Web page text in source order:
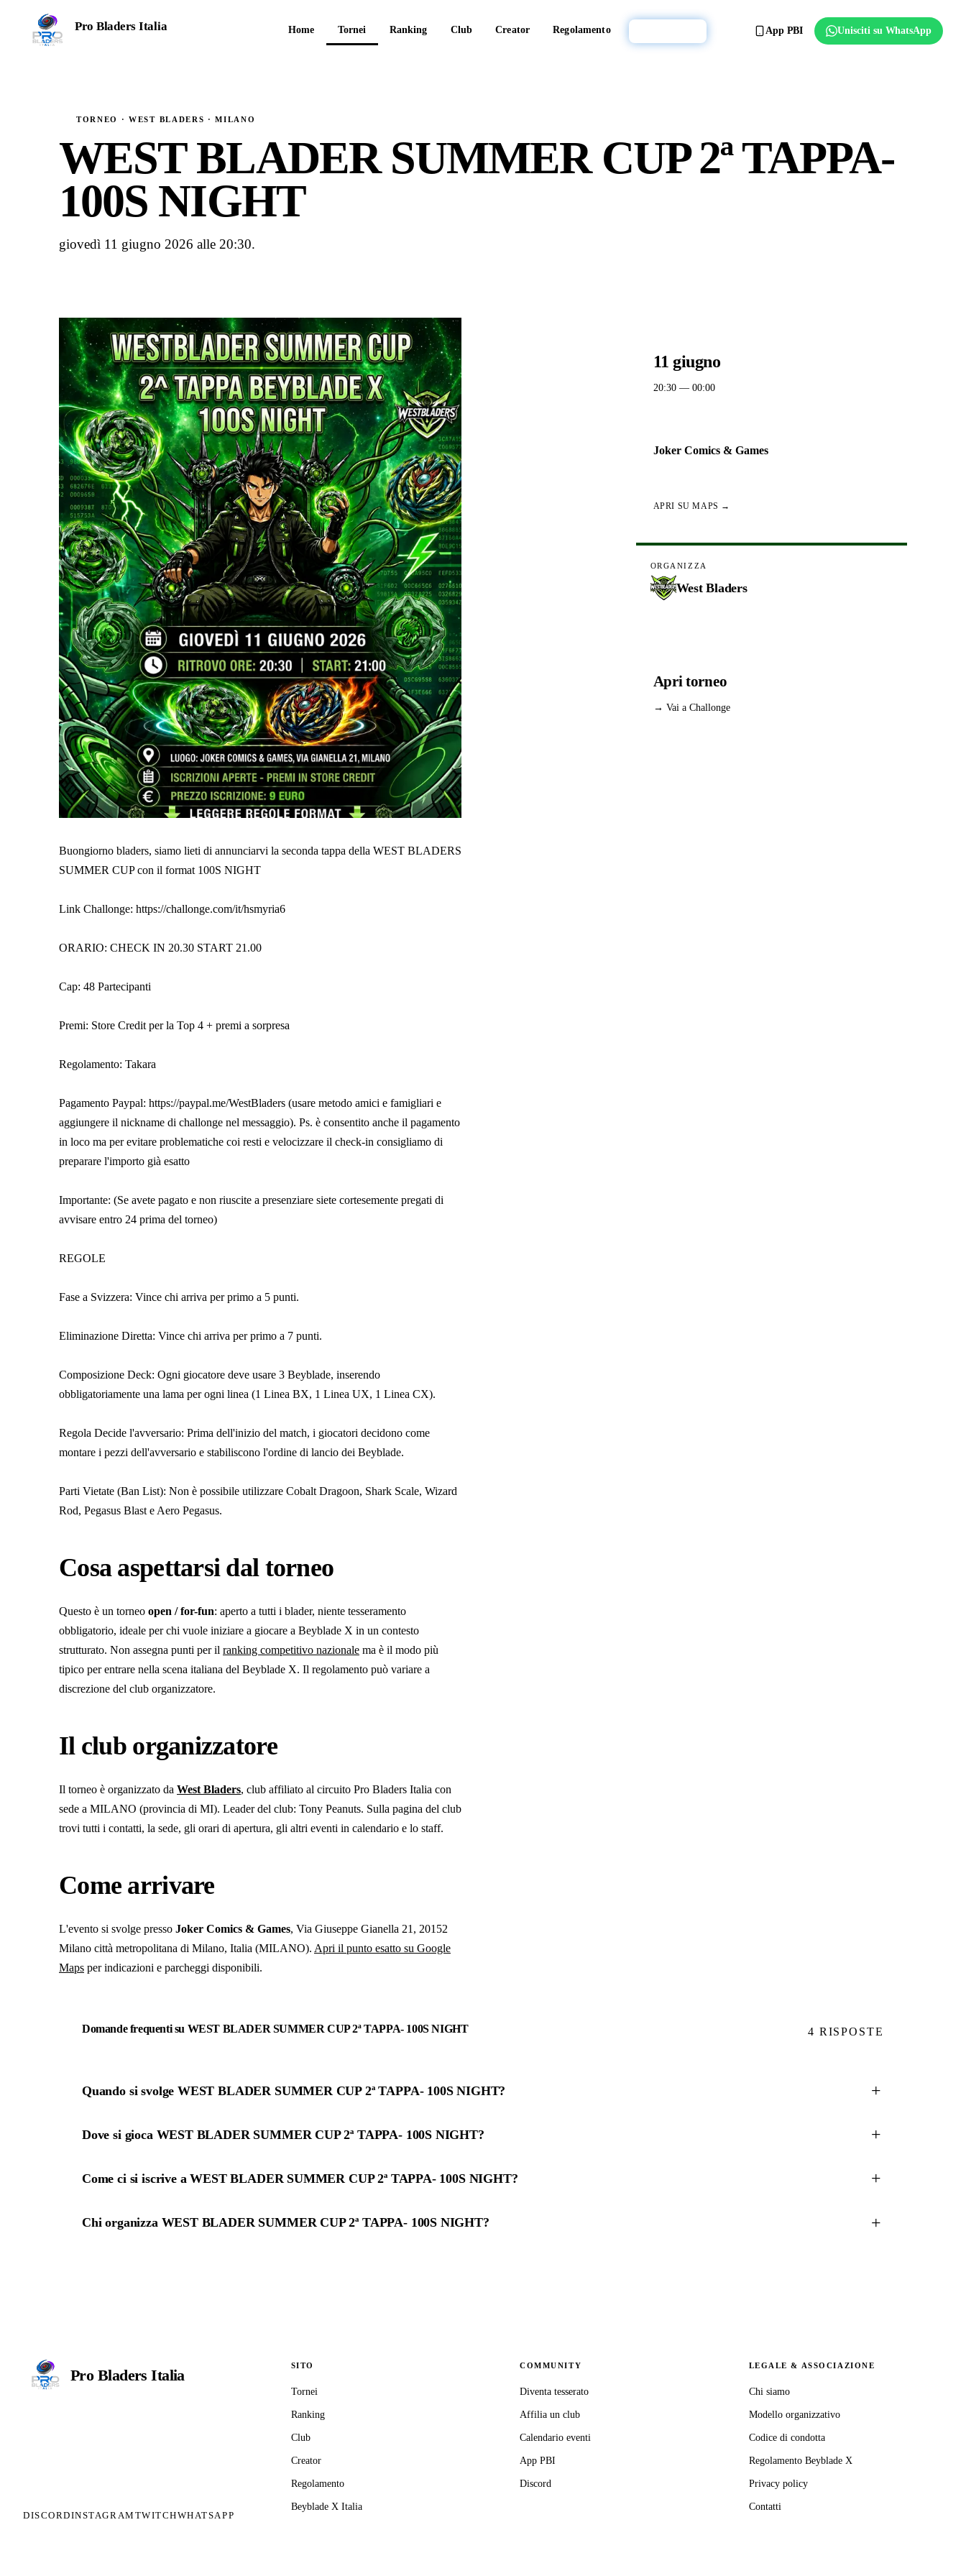
Pro Bladers Italia Home Tornei Ranking Club Creator Regolamento App PBI Unisciti su WhatsApp
TORNEO · WEST BLADERS · MILANO
WEST BLADER SUMMER CUP 2ª TAPPA-
100S NIGHT
giovedì 11 giugno 2026 alle 20:30.
Buongiorno bladers, siamo lieti di annunciarvi la seconda tappa della WEST BLADERS
SUMMER CUP con il format 100S NIGHT
Link Challonge: https://challonge.com/it/hsmyria6
ORARIO: CHECK IN 20.30 START 21.00
Cap: 48 Partecipanti
Premi: Store Credit per la Top 4 + premi a sorpresa
Regolamento: Takara
Pagamento Paypal: https://paypal.me/WestBladers (usare metodo amici e famigliari e
aggiungere il nickname di challonge nel messaggio). Ps. è consentito anche il pagamento
in loco ma per evitare problematiche coi resti e velocizzare il check-in consigliamo di
preparare l'importo già esatto
Importante: (Se avete pagato e non riuscite a presenziare siete cortesemente pregati di
avvisare entro 24 prima del torneo)
REGOLE
​Fase a Svizzera: Vince chi arriva per primo a 5 punti.
​Eliminazione Diretta: Vince chi arriva per primo a 7 punti.
Composizione Deck: Ogni giocatore deve usare 3 Beyblade, inserendo
obbligatoriamente una lama per ogni linea (1 Linea BX, 1 Linea UX, 1 Linea CX).
​Regola Decide l'avversario: Prima dell'inizio del match, i giocatori decidono come
montare i pezzi dell'avversario e stabiliscono l'ordine di lancio dei Beyblade.
​Parti Vietate (Ban List): Non è possibile utilizzare Cobalt Dragoon, Shark Scale, Wizard
Rod, Pegasus Blast e Aero Pegasus.
Cosa aspettarsi dal torneo
Questo è un torneo open / for-fun: aperto a tutti i blader, niente tesseramento
obbligatorio, ideale per chi vuole iniziare a giocare a Beyblade X in un contesto
strutturato. Non assegna punti per il ranking competitivo nazionale ma è il modo più
tipico per entrare nella scena italiana del Beyblade X. Il regolamento può variare a
discrezione del club organizzatore.
Il club organizzatore
Il torneo è organizzato da West Bladers, club affiliato al circuito Pro Bladers Italia con
sede a MILANO (provincia di MI). Leader del club: Tony Peanuts. Sulla pagina del club
trovi tutti i contatti, la sede, gli orari di apertura, gli altri eventi in calendario e lo staff.
Come arrivare
L'evento si svolge presso Joker Comics & Games, Via Giuseppe Gianella 21, 20152
Milano città metropolitana di Milano, Italia (MILANO). Apri il punto esatto su Google
Maps per indicazioni e parcheggi disponibili.
11 giugno
20:30— 00:00
Joker Comics & Games
APRI SU MAPS →
ORGANIZZA
West Bladers
Apri torneo
→ Vai a Challonge
Domande frequenti su WEST BLADER SUMMER CUP 2ª TAPPA- 100S NIGHT 4 RISPOSTE
Quando si svolge WEST BLADER SUMMER CUP 2ª TAPPA- 100S NIGHT?
Dove si gioca WEST BLADER SUMMER CUP 2ª TAPPA- 100S NIGHT?
Come ci si iscrive a WEST BLADER SUMMER CUP 2ª TAPPA- 100S NIGHT?
Chi organizza WEST BLADER SUMMER CUP 2ª TAPPA- 100S NIGHT?
Pro BladersItalia
DISCORDINSTAGRAM TWITCHWHATSAPP
SITO
Tornei
Ranking
Club
Creator
Regolamento
Beyblade X Italia
COMMUNITY
Diventa tesserato
Affilia un club
Calendario eventi
App PBI
Discord
LEGALE & ASSOCIAZIONE
Chi siamo
Modello organizzativo
Codice di condotta
Regolamento Beyblade X
Privacy policy
Contatti